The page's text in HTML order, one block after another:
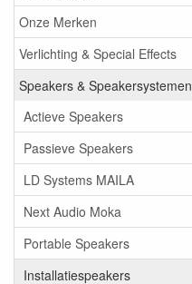
Onze Merken
Verlichting & Special Effects
Speakers & Speakersystemen
Actieve Speakers
Passieve Speakers
LD Systems MAILA
Next Audio Moka
Portable Speakers
Installatiespeakers